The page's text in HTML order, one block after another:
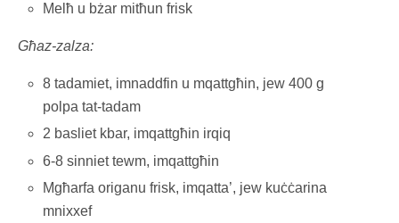
Melħ u bżar mitħun frisk
Għaz-zalza:
8 tadamiet, imnaddfin u mqattgħin, jew 400 g
polpa tat-tadam
2 basliet kbar, imqattgħin irqiq
6-8 sinniet tewm, imqattgħin
Mgħarfa origanu frisk, imqatta’, jew kuċċarina
mnixxef